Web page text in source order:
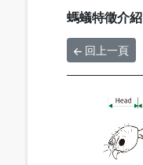
螞蟻特徵介紹
回上一頁